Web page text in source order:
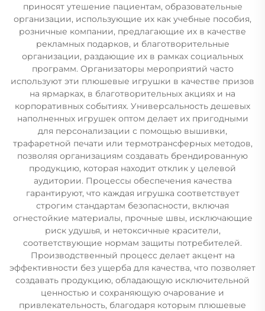
приносят утешение пациентам, образовательные
организации, использующие их как учебные пособия,
розничные компании, предлагающие их в качестве
рекламных подарков, и благотворительные
организации, раздающие их в рамках социальных
программ. Организаторы мероприятий часто
используют эти плюшевые игрушки в качестве призов
на ярмарках, в благотворительных акциях и на
корпоративных событиях. Универсальность дешевых
наполненных игрушек оптом делает их пригодными
для персонализации с помощью вышивки,
трафаретной печати или термотрансферных методов,
позволяя организациям создавать брендированную
продукцию, которая находит отклик у целевой
аудитории. Процессы обеспечения качества
гарантируют, что каждая игрушка соответствует
строгим стандартам безопасности, включая
огнестойкие материалы, прочные швы, исключающие
риск удушья, и нетоксичные красители,
соответствующие нормам защиты потребителей.
Производственный процесс делает акцент на
эффективности без ущерба для качества, что позволяет
создавать продукцию, обладающую исключительной
ценностью и сохраняющую очарование и
привлекательность, благодаря которым плюшевые